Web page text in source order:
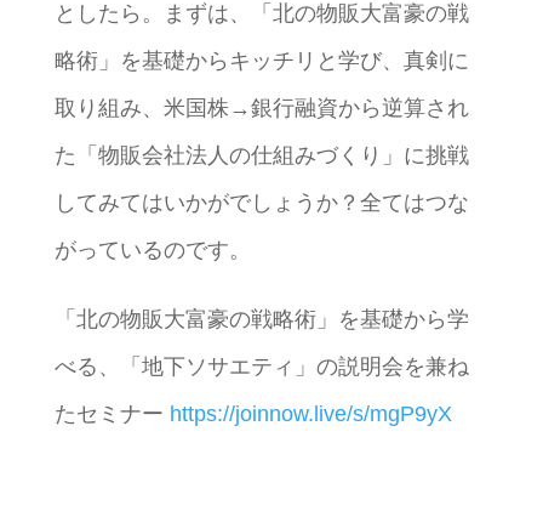
としたら。まずは、「北の物販大富豪の戦
略術」を基礎からキッチリと学び、真剣に
取り組み、米国株→銀行融資から逆算され
た「物販会社法人の仕組みづくり」に挑戦
してみてはいかがでしょうか？全てはつな
がっているのです。
「北の物販大富豪の戦略術」を基礎から学
べる、「地下ソサエティ」の説明会を兼ね
たセミナー https://joinnow.live/s/mgP9yX